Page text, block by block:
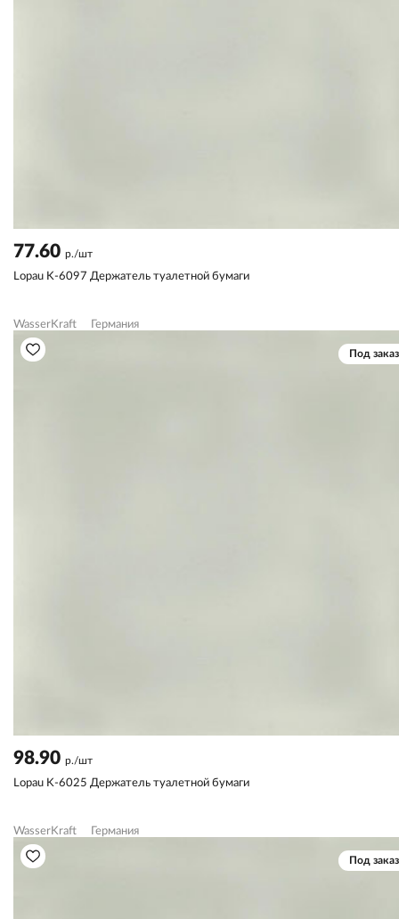
77.60 р./шт
Lopau K-6097 Держатель туалетной бумаги
WasserKraft Германия
Под заказ
98.90 р./шт
Lopau K-6025 Держатель туалетной бумаги
WasserKraft Германия
Под заказ